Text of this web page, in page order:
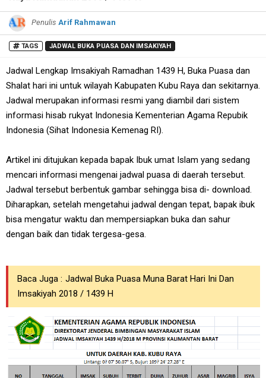
Penulis Arif Rahmawan
TAGS JADWAL BUKA PUASA DAN IMSAKIYAH
Jadwal Lengkap Imsakiyah Ramadhan 1439 H, Buka Puasa dan
Shalat hari ini untuk wilayah Kabupaten Kubu Raya dan sekitarnya.
Jadwal merupakan informasi resmi yang diambil dari sistem
informasi hisab rukyat Indonesia Kementerian Agama Repubik
Indonesia (Sihat Indonesia Kemenag RI).
Artikel ini ditujukan kepada bapak Ibuk umat Islam yang sedang
mencari informasi mengenai jadwal puasa di daerah tersebut.
Jadwal tersebut berbentuk gambar sehingga bisa di- download.
Diharapkan, setelah mengetahui jadwal dengan tepat, bapak ibuk
bisa mengatur waktu dan mempersiapkan buka dan sahur
dengan baik dan tidak tergesa-gesa.
Baca Juga : Jadwal Buka Puasa Muna Barat Hari Ini Dan
Imsakiyah 2018 / 1439 H